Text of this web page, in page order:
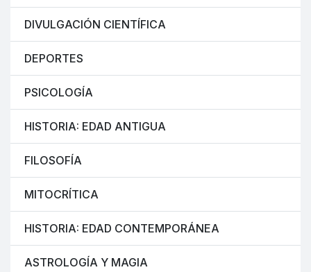
DIVULGACIÓN CIENTÍFICA
DEPORTES
PSICOLOGÍA
HISTORIA: EDAD ANTIGUA
FILOSOFÍA
MITOCRÍTICA
HISTORIA: EDAD CONTEMPORÁNEA
ASTROLOGÍA Y MAGIA